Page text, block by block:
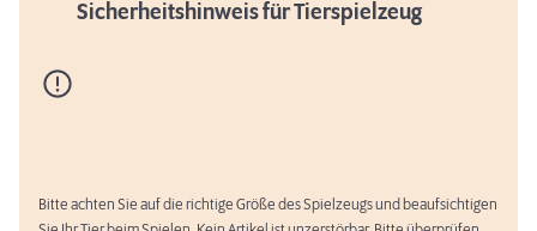
Sicherheitshinweis für Tierspielzeug
Bitte achten Sie auf die richtige Größe des Spielzeugs und beaufsichtigen